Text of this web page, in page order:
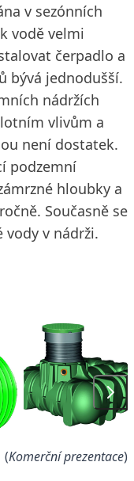
v sezónních
vodě velmi
čerpadlo a
bývá jednodušší.
nádržích
vlivům a
není dostatek.
podzemní
hloubky a
Současně se
vody v nádrži.
(Komerční prezentace)